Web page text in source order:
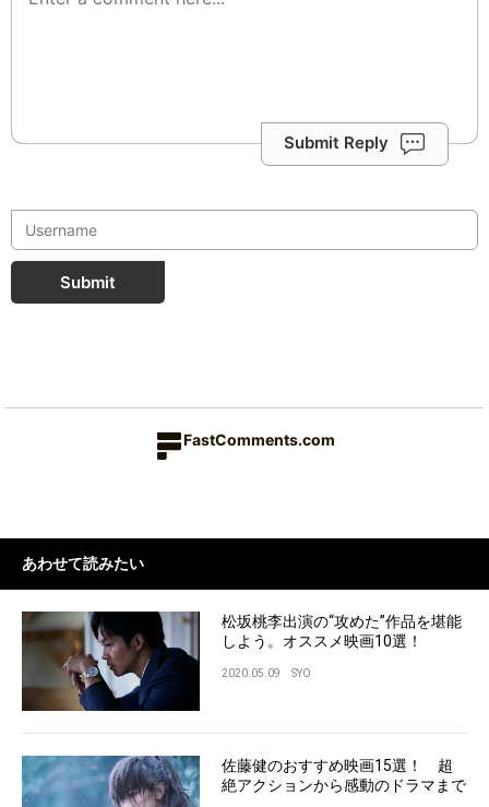
Submit Reply
Submit
FastComments.com
あわせて読みたい
松坂桃李出演の“攻めた”作品を堪能
しよう。オススメ映画10選！
2020.05.09 SYO
佐藤健のおすすめ映画15選！ 超
絶アクションから感動のドラマまで